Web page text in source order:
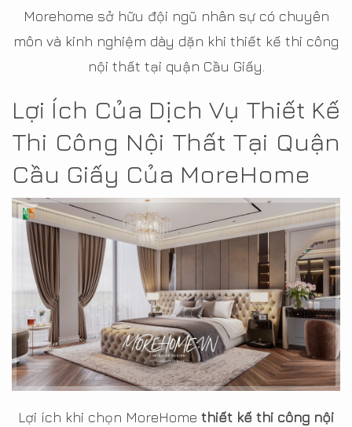
Morehome sở hữu đội ngũ nhân sự có chuyên
môn và kinh nghiệm dày dặn khi thiết kế thi công
nội thất tại quận Cầu Giấy.
Lợi Ích Của Dịch Vụ Thiết Kế
Thi Công Nội Thất Tại Quận
Cầu Giấy Của MoreHome
Lợi ích khi chọn MoreHome thiết kế thi công nội